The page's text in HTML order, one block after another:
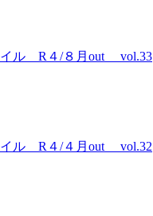
イル R４/８月out vol.33
イル R４/４月out vol.32